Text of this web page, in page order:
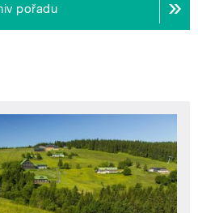
pořadu